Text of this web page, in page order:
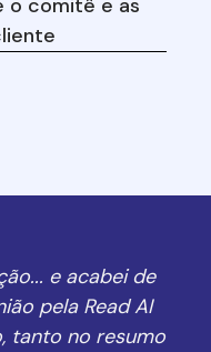
o comitê e as
e acabei de
pela Read AI
tanto no resumo